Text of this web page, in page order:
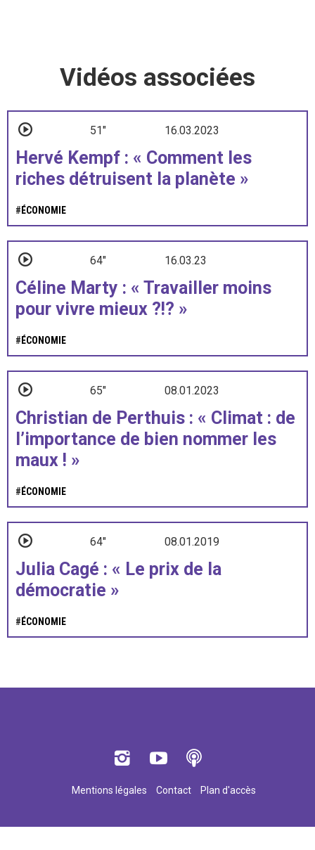
Vidéos associées
51" 16.03.2023
Hervé Kempf : « Comment les
riches détruisent la planète »
# ÉCONOMIE
64" 16.03.23
Céline Marty : « Travailler moins
pour vivre mieux ?!? »
# ÉCONOMIE
65" 08.01.2023
Christian de Perthuis : « Climat : de
l’importance de bien nommer les
maux ! »
# ÉCONOMIE
64" 08.01.2019
Julia Cagé : « Le prix de la
démocratie »
# ÉCONOMIE
Mentions légales Contact Plan d'accès